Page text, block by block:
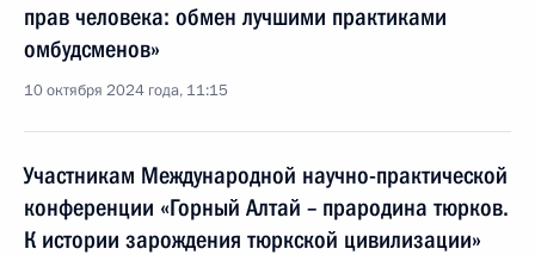
прав человека: обмен лучшими практиками
омбудсменов»
10 октября 2024 года, 11:15
Участникам Международной научно-практической
конференции «Горный Алтай – прародина тюрков.
К истории зарождения тюркской цивилизации»